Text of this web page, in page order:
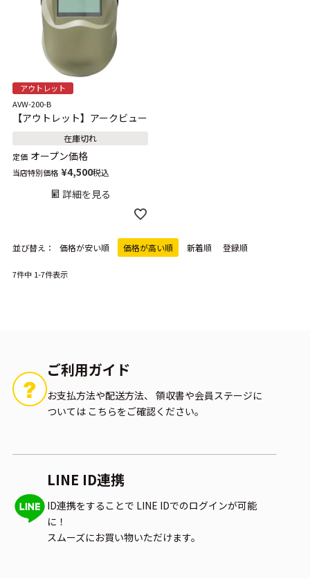
アウトレット
AVW-200-B
【アウトレット】アークビュー
在庫切れ
定価 オープン価格
当店特別価格 ¥4,500税込
詳細を見る
並び替え 価格が安い順 価格が高い順 新着順 登録順
7件中 1-7件表示
ご利用ガイド
お支払方法や配送方法、 領収書や会員ステージに
ついては こちらをご確認ください。
LINE ID連携
ID連携をすることで LINE IDでのログインが可能
に！
スムーズにお買い物いただけます。